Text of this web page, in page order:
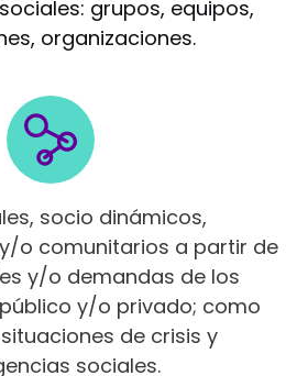
grupos, equipos,
organizaciones.
diferentes ámbitos
socio dinámicos,
o comunitarios a partir de
y/o demandas de los
y/o privado; como
de crisis y
sociales.